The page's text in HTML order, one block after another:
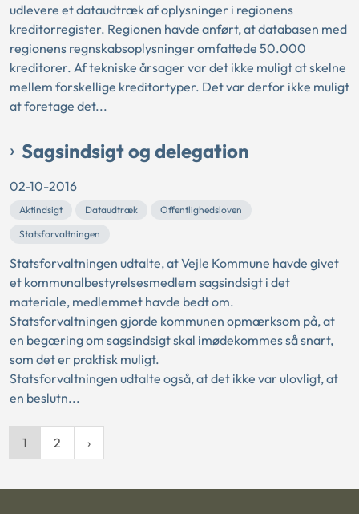
udlevere et dataudtræk af oplysninger i regionens
kreditorregister. Regionen havde anført, at databasen med
regionens regnskabsoplysninger omfattede 50.000
kreditorer. Af tekniske årsager var det ikke muligt at skelne
mellem forskellige kreditortyper. Det var derfor ikke muligt
at foretage det...
Sagsindsigt og delegation
02-10-2016
Aktindsigt Dataudtræk
Offentlighedsloven
Statsforvaltningen
Statsforvaltningen udtalte, at Vejle Kommune havde givet
et kommunalbestyrelsesmedlem sagsindsigt i det
materiale, medlemmet havde bedt om.
Statsforvaltningen gjorde kommunen opmærksom på, at
en begæring om sagsindsigt skal imødekommes så snart,
som det er praktisk muligt.
Statsforvaltningen udtalte også, at det ikke var ulovligt, at
en beslutn...
1 2